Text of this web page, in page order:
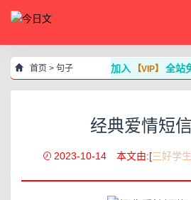
首页 > 句子 加入【VIP】 全站
经典爱情短
2023-10-14 本文由:[三好学生